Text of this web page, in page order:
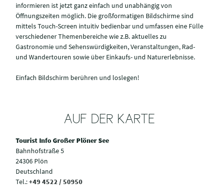
informieren ist jetzt ganz einfach und unabhängig von
Öffnungszeiten möglich. Die großformatigen Bildschirme sind
mittels Touch-Screen intuitiv bedienbar und umfassen eine Fülle
verschiedener Themenbereiche wie z.B. aktuelles zu
Gastronomie und Sehenswürdigkeiten, Veranstaltungen, Rad-
und Wandertouren sowie über Einkaufs- und Naturerlebnisse.
Einfach Bildschirm berühren und loslegen!
AUF DER KARTE
Tourist Info Großer Plöner See
Bahnhofstraße 5
24306 Plön
Deutschland
Tel.:+49 4522 / 50950